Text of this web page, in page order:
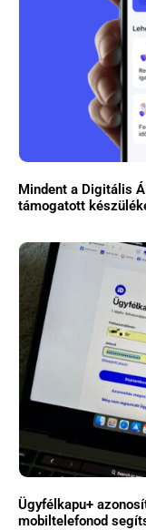
Mindent a Digitális
támogatott
Ügyfélkapu+
mobiltelefonod